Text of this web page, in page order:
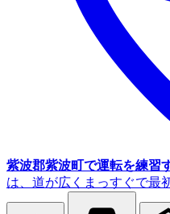
紫波郡紫波町で運転を練習
は、道が広くまっすぐで最